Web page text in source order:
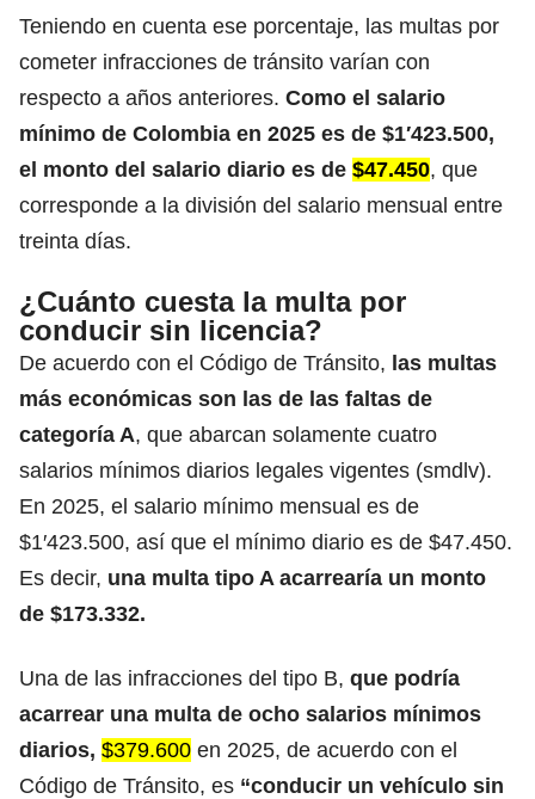
Teniendo en cuenta ese porcentaje, las multas por
cometer infracciones de tránsito varían con
respecto a años anteriores. Como el salario
mínimo de Colombia en 2025 es de $1′423.500,
el monto del salario diario es de $47.450, que
corresponde a la división del salario mensual entre
treinta días.
¿Cuánto cuesta la multa por
conducir sin licencia?
De acuerdo con el Código de Tránsito, las multas
más económicas son las de las faltas de
categoría A, que abarcan solamente cuatro
salarios mínimos diarios legales vigentes (smdlv).
En 2025, el salario mínimo mensual es de
$1′423.500, así que el mínimo diario es de $47.450.
Es decir, una multa tipo A acarrearía un monto
de $173.332.
Una de las infracciones del tipo B, que podría
acarrear una multa de ocho salarios mínimos
diarios, $379.600 en 2025, de acuerdo con el
Código de Tránsito, es “conducir un vehículo sin